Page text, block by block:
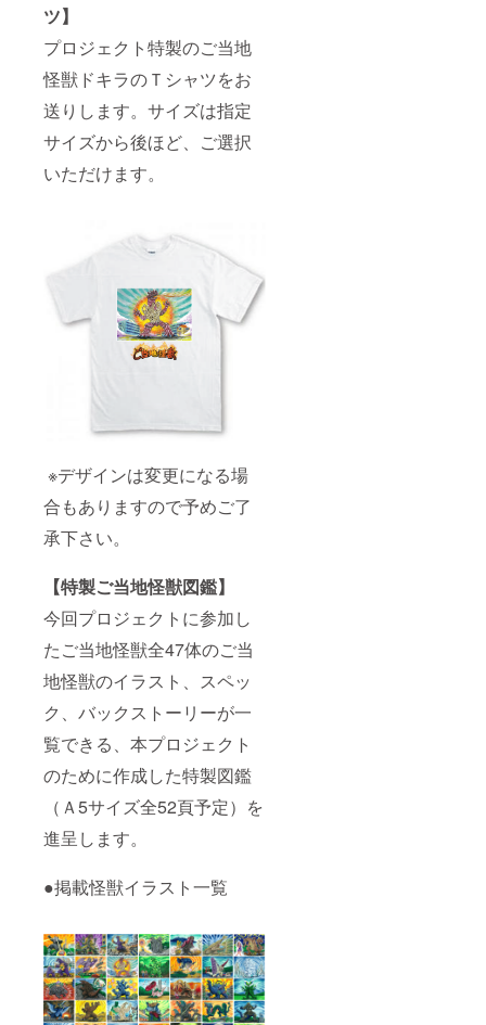
ツ】
プロジェクト特製のご当地
怪獣ドキラのＴシャツをお
送りします。サイズは指定
サイズから後ほど、ご選択
いただけます。
※デザインは変更になる場
合もありますので予めご了
承下さい。
【特製ご当地怪獣図鑑】
今回プロジェクトに参加し
たご当地怪獣全47体のご当
地怪獣のイラスト、スペッ
ク、バックストーリーが一
覧できる、本プロジェクト
のために作成した特製図鑑
（Ａ5サイズ全52頁予定）を
進呈します。
●掲載怪獣イラスト一覧